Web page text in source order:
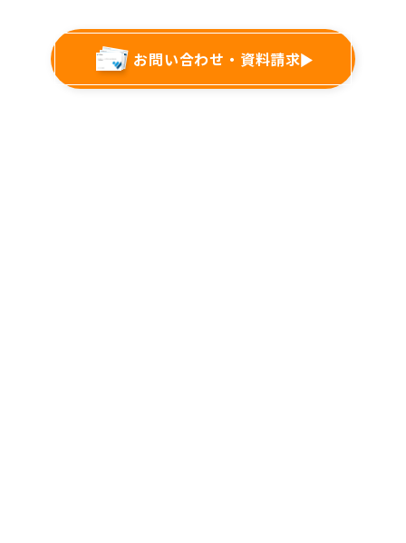
お問い合わせ・資料請求